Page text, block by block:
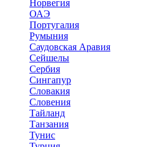
Норвегия
ОАЭ
Португалия
Румыния
Саудовская Аравия
Сейшелы
Сербия
Сингапур
Словакия
Словения
Тайланд
Танзания
Тунис